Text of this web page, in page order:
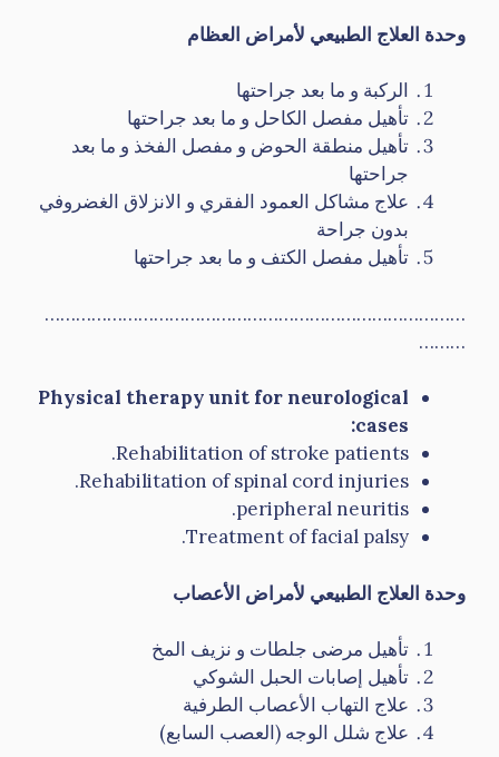
وحدة العلاج الطبيعي لأمراض العظام
الركبة و ما بعد جراحتها
تأهيل مفصل الكاحل و ما بعد جراحتها
تأهيل منطقة الحوض و مفصل الفخذ و ما بعد
جراحتها
علاج مشاكل العمود الفقري و الانزلاق الغضروفي
بدون جراحة
تأهيل مفصل الكتف و ما بعد جراحتها
………………………………………………………………………
………
Physical therapy unit for neurological
cases:
Rehabilitation of stroke patients.
Rehabilitation of spinal cord injuries.
peripheral neuritis.
Treatment of facial palsy.
وحدة العلاج الطبيعي لأمراض الأعصاب
تأهيل مرضى جلطات و نزيف المخ
تأهيل إصابات الحبل الشوكي
علاج التهاب الأعصاب الطرفية
علاج شلل الوجه (العصب السابع)